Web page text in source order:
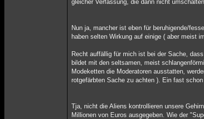
gleicher Verfassung, die dann nicht
Nun ja, mancher ist eben für beruhigende/
haben selten Wirkung auf einige ( aber meist
Recht auffällig für mich ist bei der Sache,
bildet mit den seltsamen, meist
Modeketten die Moderatoren ausstatten,
rotgefärbten Sache zu achten ). Ein fast
Tja, nicht die Aliens kontrollieren unsere
Millionen von Euros ausgegeben. Wie der